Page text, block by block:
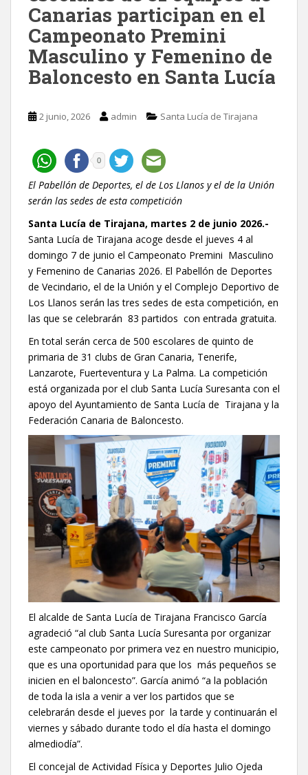
Canarias participan en el
Campeonato Premini
Masculino y Femenino de
Baloncesto en Santa Lucía
2 junio, 2026 admin Santa Lucía de Tirajana
0
El Pabellón de Deportes, el de Los Llanos y el de la Unión
serán las sedes de esta competición
Santa Lucía de Tirajana, martes 2 de junio 2026.-
Santa Lucía de Tirajana acoge desde el jueves 4 al
domingo 7 de junio el Campeonato Premini Masculino
y Femenino de Canarias 2026. El Pabellón de Deportes
de Vecindario, el de la Unión y el Complejo Deportivo de
Los Llanos serán las tres sedes de esta competición, en
las que se celebrarán 83 partidos con entrada gratuita.
En total serán cerca de 500 escolares de quinto de
primaria de 31 clubs de Gran Canaria, Tenerife,
Lanzarote, Fuerteventura y La Palma. La competición
está organizada por el club Santa Lucía Suresanta con el
apoyo del Ayuntamiento de Santa Lucía de Tirajana y la
Federación Canaria de Baloncesto.
El alcalde de Santa Lucía de Tirajana Francisco García
agradeció “al club Santa Lucía Suresanta por organizar
este campeonato por primera vez en nuestro municipio,
que es una oportunidad para que los más pequeños se
inicien en el baloncesto”. García animó “a la población
de toda la isla a venir a ver los partidos que se
celebrarán desde el jueves por la tarde y continuarán el
viernes y sábado durante todo el día hasta el domingo
almediodía”.
El concejal de Actividad Física y Deportes Julio Ojeda